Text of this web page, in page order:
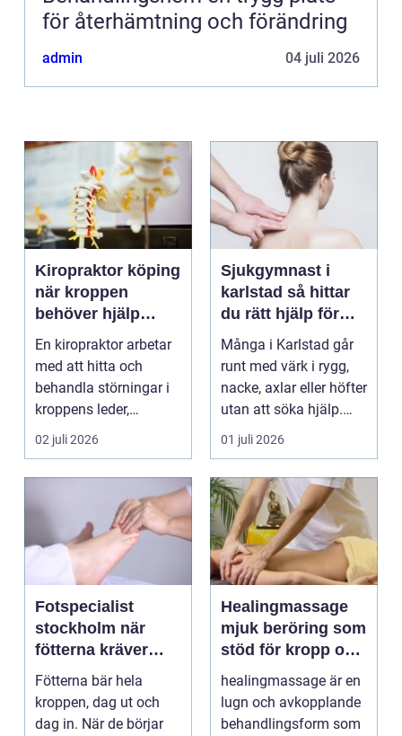
för återhämtning och förändring
admin 04 juli 2026
Kiropraktor köping
när kroppen
behöver hjälp
tillbaka
En kiropraktor arbetar
med att hitta och
behandla störningar i
kroppens leder,
muskler och
nervsyste...
02 juli 2026
Sjukgymnast i
karlstad så hittar
du rätt hjälp för
kroppen
Många i Karlstad går
runt med värk i rygg,
nacke, axlar eller höfter
utan att söka hjälp.
Andra har ...
01 juli 2026
Fotspecialist
stockholm när
fötterna kräver
mer än vanliga
sulor
Fötterna bär hela
kroppen, dag ut och
dag in. När de börjar
Healingmassage
mjuk beröring som
stöd för kropp och
själ
healingmassage är en
lugn och avkopplande
behandlingsform som